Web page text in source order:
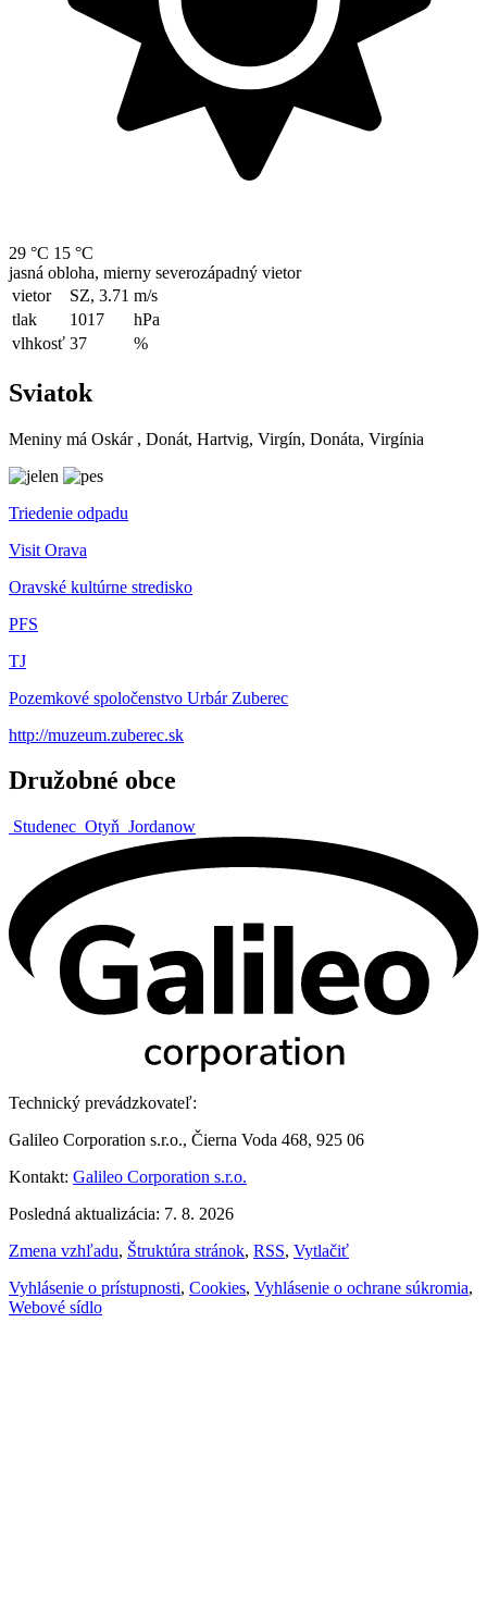
29 °C 15 °C
jasná obloha, mierny severozápadný vietor
vietor
SZ, 3.71 m/s
tlak
1017
hPa
vlhkosť 37 %
Sviatok
Meniny má Oskár , Donát, Hartvig, Virgín, Donáta, Virgínia
Triedenie odpadu
Visit Orava
Oravské kultúrne stredisko
PFS
TJ
Pozemkové spoločenstvo Urbár Zuberec
http://muzeum.zuberec.sk
Družobné obce
Studenec Otyň Jordanow
Technický prevádzkovateľ:
Galileo Corporation s.r.o., Čierna Voda 468, 925 06
Kontakt: Galileo Corporation s.r.o.
Posledná aktualizácia: 7. 8. 2026
Zmena vzhľadu, Štruktúra stránok, RSS, Vytlačiť
Vyhlásenie o prístupnosti, Cookies, Vyhlásenie o ochrane súkromia,
Webové sídlo